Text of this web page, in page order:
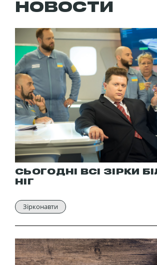
НОВОСТИ
СЬОГОДНІ ВСІ ЗІРКИ
НІГ
Зірконавти